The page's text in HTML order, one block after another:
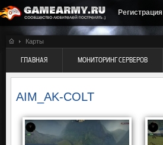
Регистрация
Карты
ГЛАВНАЯ МОНИТОРИНГ СЕРВЕРОВ
AIM_AK-COLT